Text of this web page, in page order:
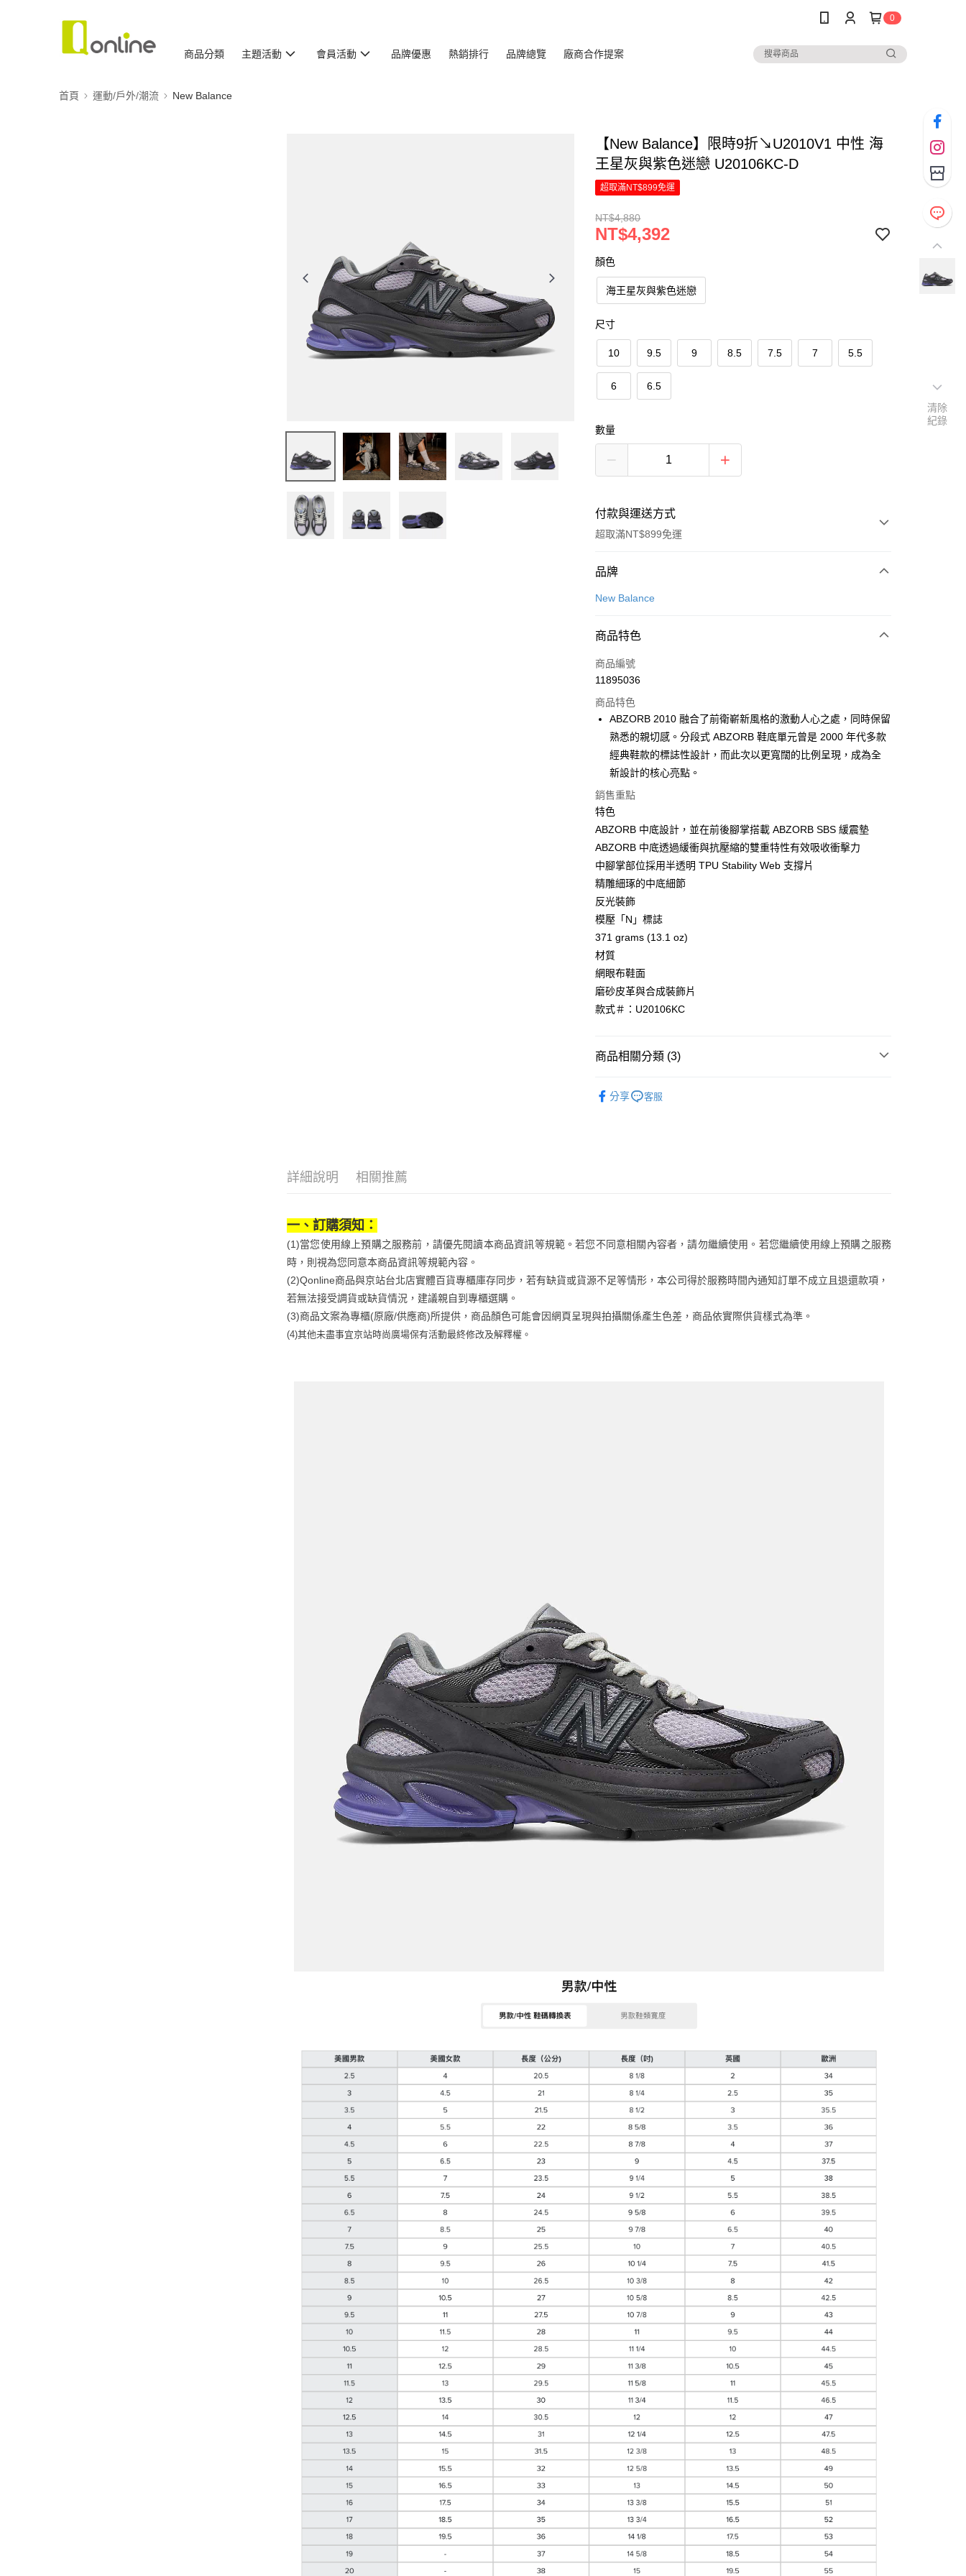
0
商品分類 主題活動 會員活動 品牌優惠 熱銷排行 品牌總覽 廠商合作提案
首頁 運動/戶外/潮流 New Balance
【New Balance】限時9折↘U2010V1 中性 海
王星灰與紫色迷戀 U20106KC-D
超取滿NT$899免運
NT$4,880
NT$4,392
顏色
海王星灰與紫色迷戀
尺寸
10 9.5 9 8.5 7.5 7 5.5
6 6.5
數量
付款與運送方式
超取滿NT$899免運
付款方式
信用卡一次付款
街口支付
悠遊付
Google Pay
全盈+PAY
相關說明
【大哥付你分期使用說明】
1.本服務由台灣大哥大提供，台灣大哥大用戶可立即使用無須另外申請。
2.付款方式選擇「大哥付你分期」，訂單成立後會自動跳轉到大哥付的交易
流程，驗證手機門號後，選擇欲分期的期數、繳款截止日，確認付款後即
完成交易。
3.實際核准額度、可分期數及費用金額請依後續交易確認頁面所載為準。
消。如遇「轉專審核」未通過狀況，表示未達大哥付你分期系統評分，恕
無法說明評估內容。
1.分期款項不併入電信帳單，「大哥付你分期」於每月結算日後寄送繳費提
醒簡訊。
2.透過簡訊連結打開帳單後，可選擇「超商條碼／台灣大直營門市／銀行轉
【注意事項】
2.基於同意付款使用「大哥付你分期」之契約關係目的，商店將以您的個人
3.完整用戶服務條款，請詳閱以下連結：
AFTEE先享後付
相關說明
AFTEE先享後付是「在收到商品之後才付款」的支付方式。 讓您購物簡單
便利好安心！
１．簡單：不需註冊會員、不需綁卡、不需儲值。
２．便利：只要手機號碼，簡訊認證，即可結帳。
３．安心：先確認商品／服務後，再付款。
１．於結帳方式選擇「AFTEE先享後付」後，將跳轉至「AFTEE先享後
付」結帳頁面，進行簡訊認證並確認金額後，即可完成結帳。
２．訂單成立數日內，您將收到繳費通知簡訊。
３．收到繳費通知簡訊後14天內，點擊此簡訊中的連結，可透過四大超商
／ATM／網路銀行／等多元方式進行付款，方視為交易完成。
先享後付繳納相關費用。
※ 交易是否成功請以「AFTEE先享後付 」之結帳頁面顯示為準，若有關於
付客戶支援中心」
即時審查核予不同之上限額度；若仍有額度不足之情形，本公司將視審查
形，恩沛科技股份有限公司將有權停止該用戶之使用額度並採取法律行
ATM付款
運送方式
付款後全家取貨
每筆NT$70，滿NT$899(含以上)免運費
付款後7-11取貨
每筆NT$70，滿NT$899(含以上)免運費
每筆NT$100，滿NT$1,000(含以上)免運費
請自備購物袋，若需購買紙袋可現場詢問
品牌
New Balance
商品特色
商品編號
11895036
商品特色
ABZORB 2010 融合了前衛嶄新風格的激動人心之處，同時保留
熟悉的親切感。分段式 ABZORB 鞋底單元曾是 2000 年代多款
經典鞋款的標誌性設計，而此次以更寬闊的比例呈現，成為全
新設計的核心亮點。
銷售重點
特色
ABZORB 中底設計，並在前後腳掌搭載 ABZORB SBS 緩震墊
ABZORB 中底透過緩衝與抗壓縮的雙重特性有效吸收衝擊力
中腳掌部位採用半透明 TPU Stability Web 支撐片
精雕細琢的中底細節
反光裝飾
模壓「N」標誌
371 grams (13.1 oz)
材質
網眼布鞋面
磨砂皮革與合成裝飾片
款式＃：U20106KC
商品相關分類 (3)
分享 客服
詳細說明 相關推薦
一、訂購須知：
(1)當您使用線上預購之服務前，請優先閱讀本商品資訊等規範。若您不同意相關內容者，請勿繼續使用。若您繼續使用線上預購之服務
時，則視為您同意本商品資訊等規範內容。
(2)Qonline商品與京站台北店實體百貨專櫃庫存同步，若有缺貨或貨源不足等情形，本公司得於服務時間內通知訂單不成立且退還款項，
若無法接受調貨或缺貨情況，建議親自到專櫃選購。
(3)商品文案為專櫃(原廠/供應商)所提供，商品顏色可能會因網頁呈現與拍攝關係產生色差，商品依實際供貨樣式為準。
(4)其他未盡事宜京站時尚廣場保有活動最終修改及解釋權。
清除
紀錄